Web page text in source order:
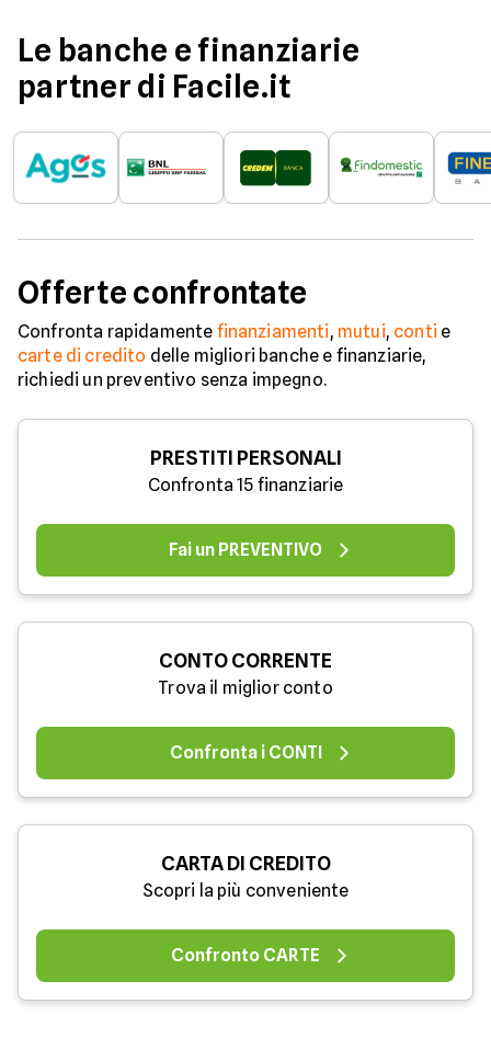
Le banche e finanziarie
partner di Facile.it
Offerte confrontate
Confronta rapidamente finanziamenti, mutui, conti e
carte di credito delle migliori banche e finanziarie,
richiedi un preventivo senza impegno.
PRESTITI PERSONALI
Confronta 15 finanziarie
Fai un PREVENTIVO
CONTO CORRENTE
Trova il miglior conto
Confronta i CONTI
CARTA DI CREDITO
Scopri la più conveniente
Confronto CARTE